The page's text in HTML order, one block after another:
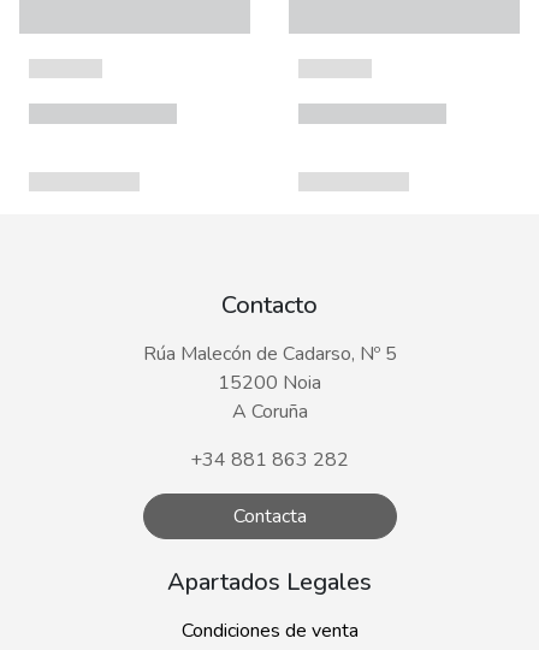
Contacto
Rúa Malecón de Cadarso, Nº 5
15200 Noia
A Coruña
+34 881 863 282
Contacta
Apartados Legales
Condiciones de venta